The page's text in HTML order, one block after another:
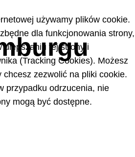
używamy plików cookie.
dla funkcjonowania strony,
ulepszaniu tej strony i
(Tracking Cookies). Możesz
chcesz zezwolić na pliki cookie.
przypadku odrzucenia, nie
mogą być dostępne.